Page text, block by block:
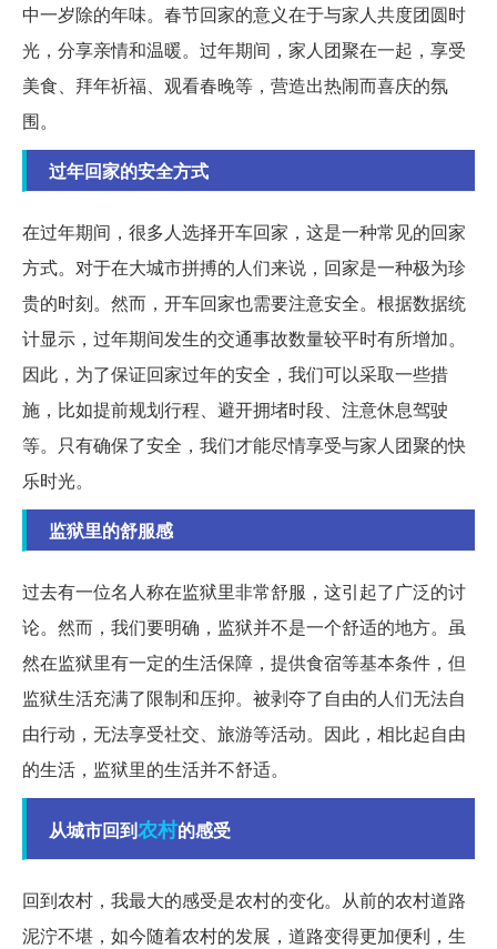
中一岁除的年味。春节回家的意义在于与家人共度团圆时
光，分享亲情和温暖。过年期间，家人团聚在一起，享受
美食、拜年祈福、观看春晚等，营造出热闹而喜庆的氛
围。
过年回家的安全方式
在过年期间，很多人选择开车回家，这是一种常见的回家
方式。对于在大城市拼搏的人们来说，回家是一种极为珍
贵的时刻。然而，开车回家也需要注意安全。根据数据统
计显示，过年期间发生的交通事故数量较平时有所增加。
因此，为了保证回家过年的安全，我们可以采取一些措
施，比如提前规划行程、避开拥堵时段、注意休息驾驶
等。只有确保了安全，我们才能尽情享受与家人团聚的快
乐时光。
监狱里的舒服感
过去有一位名人称在监狱里非常舒服，这引起了广泛的讨
论。然而，我们要明确，监狱并不是一个舒适的地方。虽
然在监狱里有一定的生活保障，提供食宿等基本条件，但
监狱生活充满了限制和压抑。被剥夺了自由的人们无法自
由行动，无法享受社交、旅游等活动。因此，相比起自由
的生活，监狱里的生活并不舒适。
从城市回到农村的感受
回到农村，我最大的感受是农村的变化。从前的农村道路
泥泞不堪，如今随着农村的发展，道路变得更加便利，生